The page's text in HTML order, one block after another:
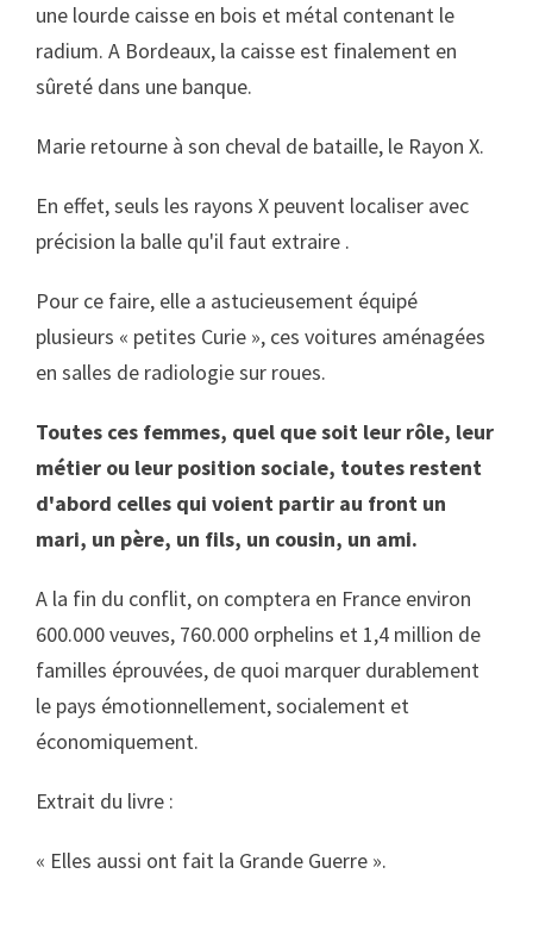
une lourde caisse en bois et métal contenant le
radium. A Bordeaux, la caisse est finalement en
sûreté dans une banque.
Marie retourne à son cheval de bataille, le Rayon X.
En effet, seuls les rayons X peuvent localiser avec
précision la balle qu'il faut extraire .
Pour ce faire, elle a astucieusement équipé
plusieurs « petites Curie », ces voitures aménagées
en salles de radiologie sur roues.
Toutes ces femmes, quel que soit leur rôle, leur
métier ou leur position sociale, toutes restent
d'abord celles qui voient partir au front un
mari, un père, un fils, un cousin, un ami.
A la fin du conflit, on comptera en France environ
600.000 veuves, 760.000 orphelins et 1,4 million de
familles éprouvées, de quoi marquer durablement
le pays émotionnellement, socialement et
économiquement.
Extrait du livre :
« Elles aussi ont fait la Grande Guerre ».